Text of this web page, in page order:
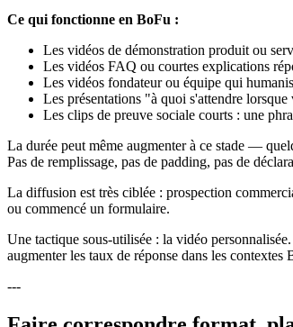
Ce qui fonctionne en BoFu :
Les vidéos de démonstration produit ou
Les vidéos FAQ ou courtes explications
Les vidéos fondateur ou équipe qui
Les présentations "à quoi s'attendre
Les clips de preuve sociale courts : une
La durée peut même augmenter à ce stade —
Pas de remplissage, pas de padding, pas de
La diffusion est très ciblée : prospection
ou commencé un formulaire.
Une tactique sous-utilisée : la vidéo
augmenter les taux de réponse dans les
---